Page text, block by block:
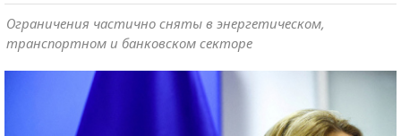
Ограничения частично сняты в энергетическом,
транспортном и банковском секторе